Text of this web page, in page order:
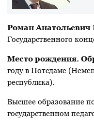
Роман Анатольевич
Государственного
Место рождения.
году в Потсдаме
республика).
Высшее образование
государственном